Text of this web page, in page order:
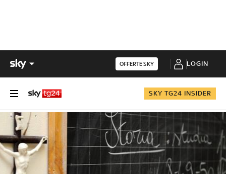
OFFERTE SKY LOGIN
SKY TG24 INSIDER